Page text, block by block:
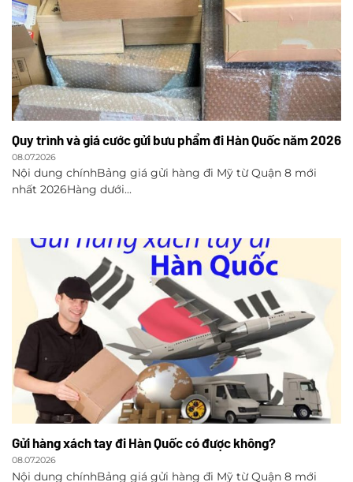
Quy trình và giá cước gửi bưu phẩm đi Hàn Quốc năm 2026
08.07.2026
Nội dung chínhBảng giá gửi hàng đi Mỹ từ Quận 8 mới
nhất 2026Hàng dưới...
Gửi hàng xách tay đi Hàn Quốc có được không?
08.07.2026
Nội dung chínhBảng giá gửi hàng đi Mỹ từ Quận 8 mới